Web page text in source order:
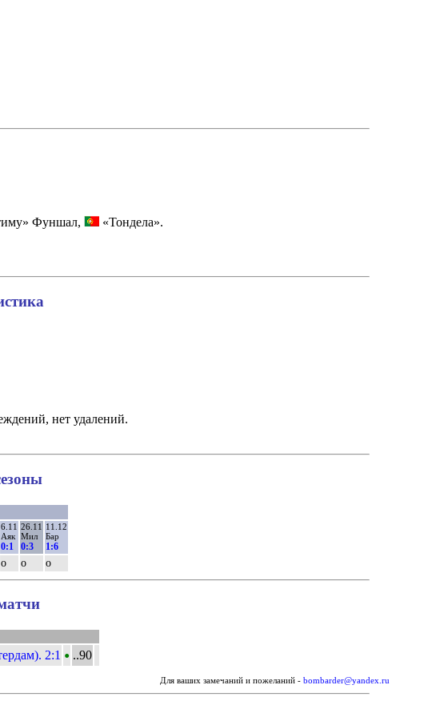
Фуншал, «Тондела».
нет удалений.
6.11
Аяк
0:1
26.11
Мил
0:3
11.12
Бар
1:6
о о о
2:1 • ..90
Для ваших замечаний и пожеланий - bombarder@yandex.ru